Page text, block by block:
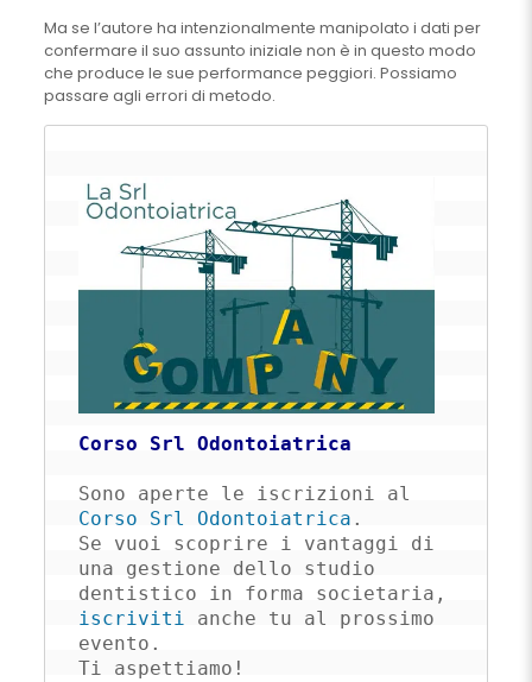
Ma se l’autore ha intenzionalmente manipolato i dati per
confermare il suo assunto iniziale non è in questo modo
che produce le sue performance peggiori. Possiamo
passare agli errori di metodo.
Corso Srl Odontoiatrica
Corso Srl Odontoiatrica .
Se vuoi scoprire i vantaggi di
una gestione dello studio
iscriviti anche tu al prossimo
evento.
Ti aspettiamo!